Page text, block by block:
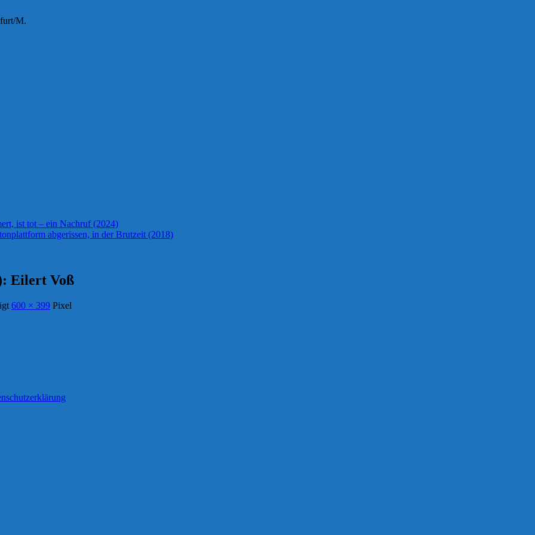
M.
ist tot – ein Nachruf (2024)
abgerissen, in der Brutzeit (2018)
Eilert Voß
600 × 399 Pixel